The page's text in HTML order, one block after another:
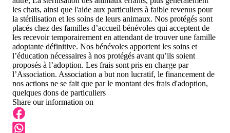
les chats, ainsi que l'aide aux particuliers à faible revenus pour
la stérilisation et les soins de leurs animaux. Nos protégés sont
placés chez des familles d’accueil bénévoles qui acceptent de
les recevoir temporairement en attendant de trouver une famille
adoptante définitive. Nos bénévoles apportent les soins et
l’éducation nécessaires à nos protégés avant qu’ils soient
proposés à l’adoption. Les frais sont pris en charge par
l’Association. Association a but non lucratif, le financement de
nos actions ne se fait que par le montant des frais d'adoption,
quelques dons de particuliers
Share our information on